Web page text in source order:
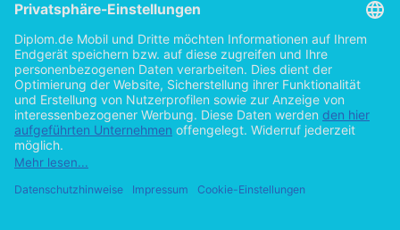
Hilfe/FAQ
Datenschutz
AGB
Vertrag widerrufen
Zur Desktop-Version
Copyright ©Imprint in der Bedey & Thoms Media GmbH powered
byOpen Publishing
Cookie-Einstellungen